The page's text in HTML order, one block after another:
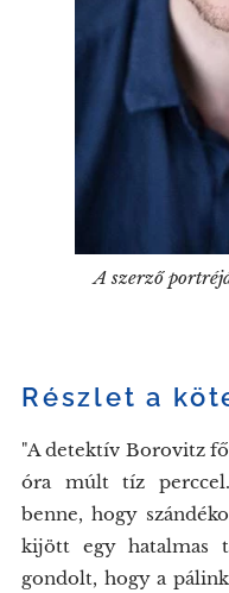
A szerző
Részlet a
"A detektív Borovitz
óra múlt tíz
benne, hogy
kijött egy hatalmas
gondolt, hogy a